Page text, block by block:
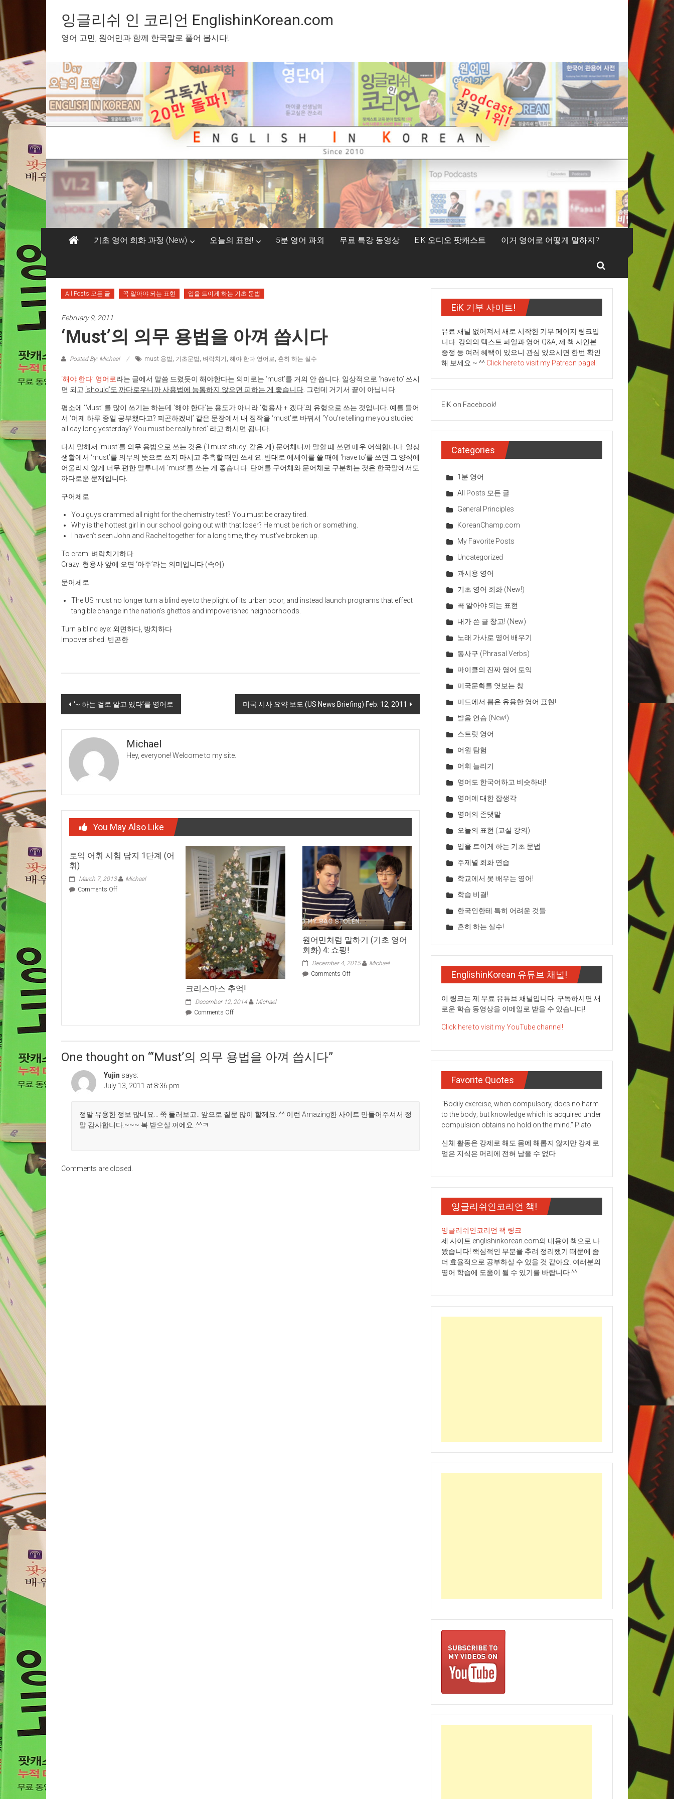
content잉글리쉬 인 코리언 EnglishinKorean.com
영어 고민, 원어민과 함께 한국말로 풀어 봅시다!
기초 영어 회화 과정 (New) 오늘의 표현! 5분 영어 과외 무료 특강 동영상 EiK 오디오 팟캐스트 이거 영어로 어떻게 말하지?
All Posts 모든 글 꼭 알아야 되는 표현 입을 트이게 하는 기초 문법
February 9, 2011
‘Must’의 의무 용법을 아껴 씁시다
Posted By: Michael must 용법 , 기초문법 , 벼락치기 , 해야 한다 영어로, 흔히 하는 실수
‘해야 한다’ 영어로라는 글에서 말씀 드렸듯이 해야한다는 의미로는 ‘must’를 거의 안 씁니다. 일상적으로 ‘have to’ 쓰시
면 되고 ‘should’도 까다로우니까 사용법에 능통하지 않으면 피하는 게 좋습니다. 그런데 거기서 끝이 아닙니다.
평소에 ‘Must’ 를 많이 쓰기는 하는데 ‘해야 한다’는 용도가 아니라 ‘형용사 + 겠다’의 유형으로 쓰는 것입니다. 예를 들어
서 ‘어제 하루 종일 공부했다고? 피곤하겠네’ 같은 문장에서 내 짐작을 ‘must’로 바꿔서 ‘You’re telling me you studied
all day long yesterday? You must be really tired’ 라고 하시면 됩니다.
다시 말해서 ‘must’를 의무 용법으로 쓰는 것은 (‘I must study’ 같은 게) 문어체니까 말할 때 쓰면 매우 어색합니다. 일상
생활에서 ‘must’를 의무의 뜻으로 쓰지 마시고 추측할 때만 쓰세요. 반대로 에세이를 쓸 때에 ‘have to’를 쓰면 그 양식에
어울리지 않게 너무 편한 말투니까 ‘must’를 쓰는 게 좋습니다. 단어를 구어체와 문어체로 구분하는 것은 한국말에서도
까다로운 문제입니다.
구어체로
You guys crammed all night for the chemistry test? You must be crazy tired.
Why is the hottest girl in our school going out with that loser? He must be rich or something.
I haven’t seen John and Rachel together for a long time, they must’ve broken up.
To cram: 벼락치기하다
Crazy: 형용사 앞에 오면 ‘아주’라는 의미입니다 (속어)
문어체로
The US must no longer turn a blind eye to the plight of its urban poor, and instead launch programs that effect
tangible change in the nation’s ghettos and impoverished neighborhoods.
Turn a blind eye: 외면하다, 방치하다
Impoverished: 빈곤한
Post
‘~ 하는 걸로 알고 있다’를 영어로 미국 시사 요약 보도 (US News Briefing) Feb. 12, 2011
Michael
Hey, everyone! Welcome to my site.
You May Also Like
토익 어휘 시험 답지 1단계 (어
휘)
March 7, 2013
Michael
Comments Offon
크리스마스 추억!
December 12, 2014
Michael
Comments Offon
스
원어민처럼 말하기 (기초 영어
회화) 4: 쇼핑!
December 4, 2015
Michael
Comments Offon
말
쇼
One thought on “‘Must’의 의무 용법을 아껴 씁시다”
Yujin says:
July 13, 2011 at 8:36 pm
정말 유용한 정보 많네요… 쭉 둘러보고.. 앞으로 질문 많이 할께요..^^ 이런 Amazing한 사이트 만들어주셔서 정
말 감사합니다.~~~ 복 받으실 꺼에요..^^ㅋ
Comments are closed.
EiK 기부 사이트!
유료 채널 없어져서 새로 시작한 기부 페이지 링크입
니다. 강의의 텍스트 파일과 영어 Q&A, 제 책 사인본
증정 등 여러 혜택이 있으니 관심 있으시면 한번 확인
해 보세요 ~ ^^ Click here to visit my Patreon pagel!
EiK on Facebook!
Categories
1분 영어
All Posts 모든 글
General Principles
KoreanChamp.com
My Favorite Posts
Uncategorized
과시용 영어
기초 영어 회화 (New!)
꼭 알아야 되는 표현
내가 쓴 글 창고! (New)
노래 가사로 영어 배우기
동사구 (Phrasal Verbs)
마이클의 진짜 영어 토익
미국문화를 엿보는 창
미드에서 뽑은 유용한 영어 표현!
발음 연습 (New!)
스트릿 영어
어원 탐험
어휘 늘리기
영어도 한국어하고 비슷하네!
영어에 대한 잡생각
영어의 존댓말
오늘의 표현 (교실 강의)
입을 트이게 하는 기초 문법
주제별 회화 연습
학교에서 못 배우는 영어!
학습 비결!
한국인한테 특히 어려운 것들
흔히 하는 실수!
EnglishinKorean 유튜브 채널!
이 링크는 제 무료 유튜브 채널입니다. 구독하시면 새
로운 학습 동영상을 이메일로 받을 수 있습니다!
Click here to visit my YouTube channel!
Favorite Quotes
"Bodily exercise, when compulsory, does no harm
to the body; but knowledge which is acquired under
compulsion obtains no hold on the mind." Plato
신체 활동은 강제로 해도 몸에 해롭지 않지만 강제로
얻은 지식은 머리에 전혀 남을 수 없다
잉글리쉬인코리언 책!
잉글리쉬인코리언 책 링크
제 사이트 englishinkorean.com의 내용이 책으로 나
왔습니다! 핵심적인 부분을 추려 정리했기 때문에 좀
더 효율적으로 공부하실 수 있을 것 같아요. 여러분의
영어 학습에 도움이 될 수 있기를 바랍니다 ^^